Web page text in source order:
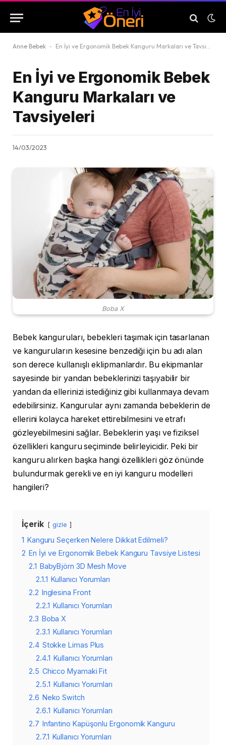
Anne Bebek - En İyi ve Ergonomik Bebek Kanguru Markaları ve Tavsiyeleri
En İyi ve Ergonomik Bebek
Kanguru Markaları ve
Tavsiyeleri
14/03/2023
Boba X
Bebek kanguruları, bebekleri taşımak için tasarlanan
ve kanguruların kesesine benzediği için bu adı alan
son derece kullanışlı eklipmanlardır. Bu ekipmanlar
sayesinde bir yandan bebeklerinizi taşıyabilir bir
yandan da ellerinizi istediğiniz gibi kullanmaya devam
edebilirsiniz. Kangurular aynı zamanda bebeklerin de
ellerini kolayca hareket ettirebilmesini ve etrafı
gözleyebilmesini sağlar. Bebeklerin yaşı ve fiziksel
özellikleri kanguru seçiminde belirleyicidir. Peki bir
kanguru alırken başka hangi özellikleri göz önünde
bulundurmak gerekli ve en iyi kanguru modelleri
hangileri?
İçerik gizle
1 Kanguru Seçerken Nelere Dikkat Edilmeli?
2 En İyi ve Ergonomik Bebek Kanguru Tavsiye Listesi
2.1 BabyBjörn 3D Mesh Move
2.1.1 Kullanıcı Yorumları
2.2 Inglesina Front
2.2.1 Kullanıcı Yorumları
2.3 Boba X
2.3.1 Kullanıcı Yorumları
2.4 Stokke Limas Plus
2.4.1 Kullanıcı Yorumları
2.5 Chicco Myamaki Fit
2.5.1 Kullanıcı Yorumları
2.6 Neko Switch
2.6.1 Kullanıcı Yorumları
2.7 Infantino Kapüşonlu Ergonomik Kanguru
2.7.1 Kullanıcı Yorumları